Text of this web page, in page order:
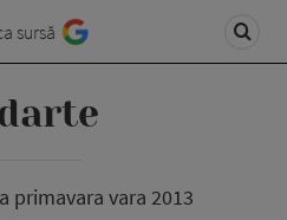
sursă
primavara vara 2013